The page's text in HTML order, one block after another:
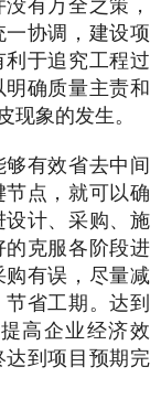
协调，建设项
于追究工程过
确质量主责和
象的发生。
够有效省去中间
点，就可以确
计、采购、施
克服各阶段进
有误，尽量减
省工期。达到
高企业经济效
到项目预期完